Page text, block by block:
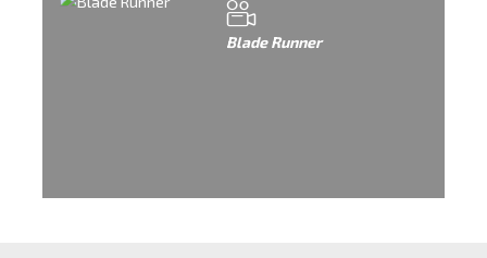
Blade Runner